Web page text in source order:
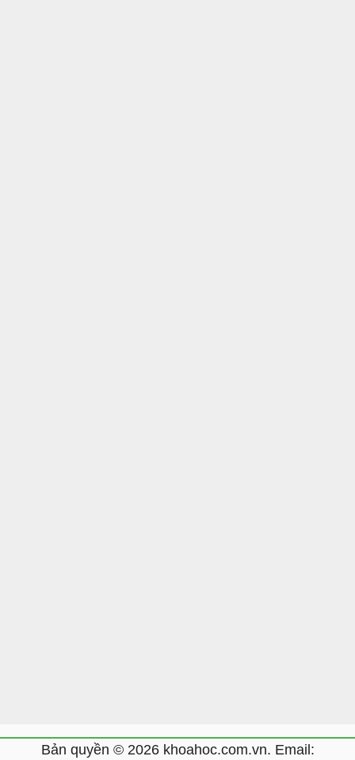
Bản quyền © 2026 khoahoc.com.vn. Email: